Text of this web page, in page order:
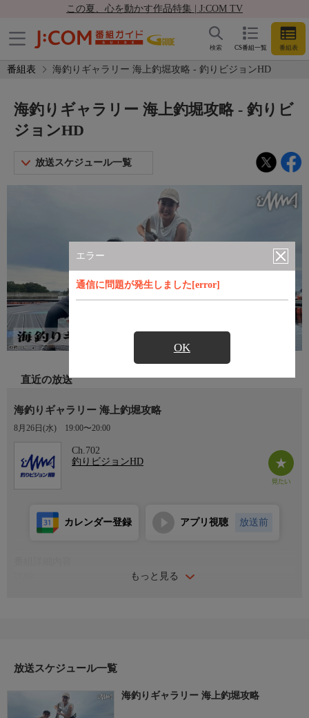
この夏、心を動かす作品特集 | J:COM TV
CS番組一覧 番組表
検索
番組表 海釣りギャラリー 海上釣堀攻略 - 釣りビジョンHD
エラー
通信に問題が発生しました[error]
OK
海釣りギャラリー 海上釣堀攻略 - 釣りビ
ジョンHD
放送スケジュール一覧
直近の放送
海釣りギャラリー 海上釣堀攻略
8月26日(水) 19:00〜20:00
Ch.702
釣りビジョンHD
もっと見る
カレンダー登録 アプリ視聴 放送前
テーション術など、テクニック満載でお届け！
＊初回放送：2023/9/30
放送スケジュール一覧
海釣りギャラリー 海上釣堀攻略